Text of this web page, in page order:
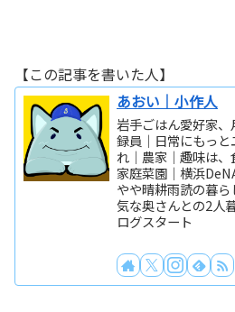
【この記事を書いた人】
あおい｜小作人
岩手ごはん愛好家
録員｜日常にもっ
れ｜農家｜趣味は、
家庭菜園｜横浜
やや晴耕雨読の暮
気な奥さんとの2人
ログスタート